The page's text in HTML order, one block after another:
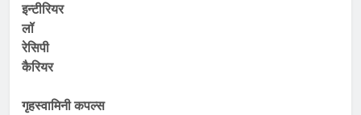
इन्टीरियर
लॉ
रेसिपी
कैरियर
गृहस्वामिनी कपल्स